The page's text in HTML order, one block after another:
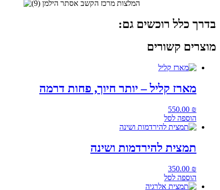
בדרך כלל רוכשים גם:
מוצרים קשורים
מארז קליל – יותר חיוך, פחות דרמה
550.00 ₪
הוספה לסל
תמצית להירדמות ושינה
350.00 ₪
הוספה לסל